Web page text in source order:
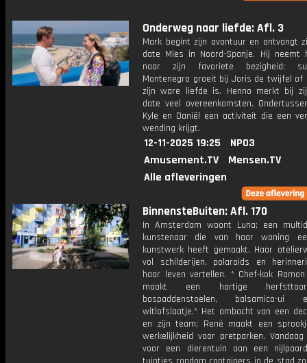
Onderweg naar liefde: Afl. 3
Mark begint zijn avontuur en ontvangt
date Mies in Noord-Spanje. Hij neemt
naar zijn favoriete bezigheid:
Montenegro groeit bij Joris de twijfel of
zijn ware liefde is. Henno merkt bij
date veel overeenkomsten.
Kyle en Daniël een activiteit die een
wending krijgt.
12-11-2025 19:25
NPO3
Amusement.TV
Mensen.TV
Alle afleveringen
BinnensteBuiten: Afl. 170
In Amsterdam woont Luna; een
kunstenaar die van haar woning
kunstwerk heeft gemaakt. Haar
vol schilderijen, polaroids en
haar leven vertellen. * Chef-kok
maakt een hartige
bospaddenstoelen, balsamico-
witlofslaatje.* Het ambacht van een
en zijn team; René maakt een
werkelijkheid voor pretparken.
voor een dierentuin aan een